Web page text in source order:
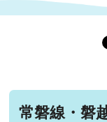
常磐線・磐